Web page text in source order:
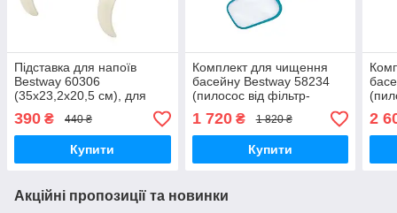
Підставка для напоїв
Bestway 60306
(35x23,2x20,5 см), для
надувного джакузі
390 ₴ 440 ₴
Купити
Комплект для чищення
басейну Bestway 58234
(пилосос від фільтр-
насоса 2006 л/год та
вище, сачок)
1 720₴ 1 820 ₴
Купити
2
Акційні пропозиції та новинки